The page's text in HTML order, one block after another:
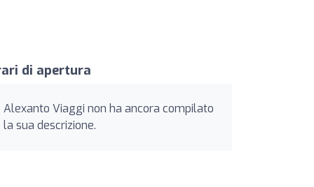
di apertura
Alexanto Viaggi non ha ancora compilato
la sua descrizione.